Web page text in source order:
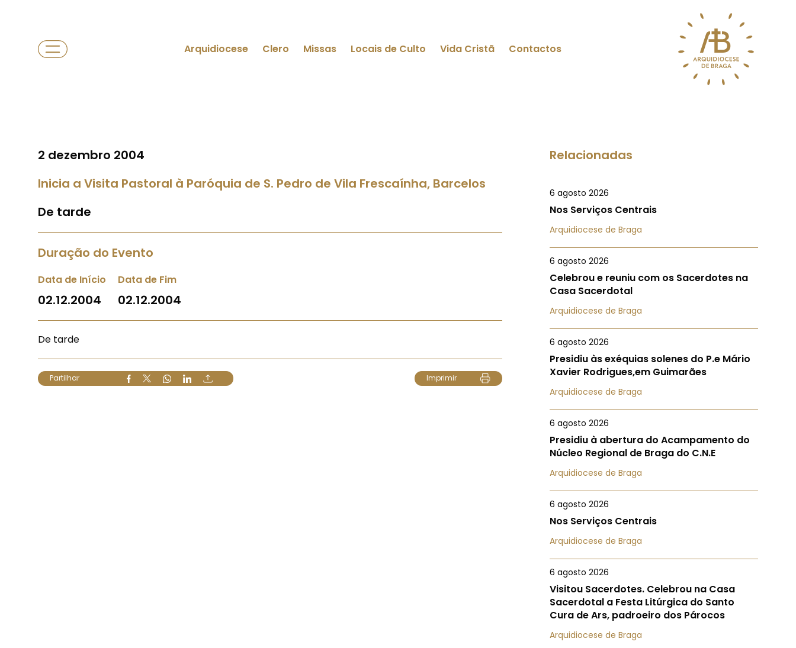
Arquidiocese Clero Missas Locais de Culto Vida Cristã Contactos
2 dezembro 2004
Inicia a Visita Pastoral à Paróquia de S. Pedro de Vila Frescaínha, Barcelos
De tarde
Duração do Evento
Data de Início
02.12.2004
Data de Fim
02.12.2004
De tarde
Partilhar Imprimir
Relacionadas
6 agosto 2026
Nos Serviços Centrais
Arquidiocese de Braga
6 agosto 2026
Celebrou e reuniu com os Sacerdotes na
Casa Sacerdotal
Arquidiocese de Braga
6 agosto 2026
Presidiu às exéquias solenes do P.e Mário
Xavier Rodrigues,em Guimarães
Arquidiocese de Braga
6 agosto 2026
Presidiu à abertura do Acampamento do
Núcleo Regional de Braga do C.N.E
Arquidiocese de Braga
6 agosto 2026
Nos Serviços Centrais
Arquidiocese de Braga
6 agosto 2026
Visitou Sacerdotes. Celebrou na Casa
Sacerdotal a Festa Litúrgica do Santo
Cura de Ars, padroeiro dos Párocos
Arquidiocese de Braga